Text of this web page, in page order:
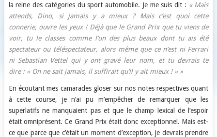
la reine des catégories du sport automobile. Je me suis dit : « Mais
attends, Dino, si jamais y a mieux ? Mais c’est quoi cette
connerie, ouvre les yeux ! Déjà que le Grand Prix que tu viens de
voir, tu le classes comme l’un des plus beaux dont tu ais été
spectateur ou téléspectateur, alors même que ce n’est ni Ferrari
ni Sebastian Vettel qui y ont gravé leur nom, et tu devrais te
dire : « On ne sait jamais, il suffirait qu’il y ait mieux ! » »
En écoutant mes camarades gloser sur nos notes respectives quant
à cette course, je n’ai pu m’empêcher de remarquer que les
superlatifs ne manquaient pas et que le champ lexical de l’espoir
était omniprésent. Ce Grand Prix était donc exceptionnel. Mais est-
ce que parce que c’était un moment d’exception, je devrais prendre